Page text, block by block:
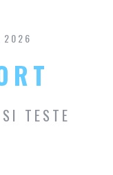
2026
TESTE